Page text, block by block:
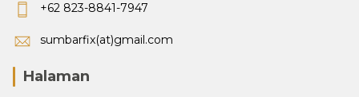
+62 823-8841-7947
sumbarfix(at)gmail.com
Halaman